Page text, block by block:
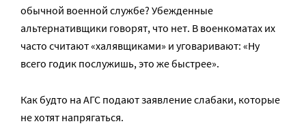
обычной военной службе? Убежденные
альтернативщики говорят, что нет. В военкоматах их
часто считают «халявщиками» и уговаривают: «Ну
всего годик послужишь, это же быстрее».
Как будто на АГС подают заявление слабаки, которые
не хотят напрягаться.